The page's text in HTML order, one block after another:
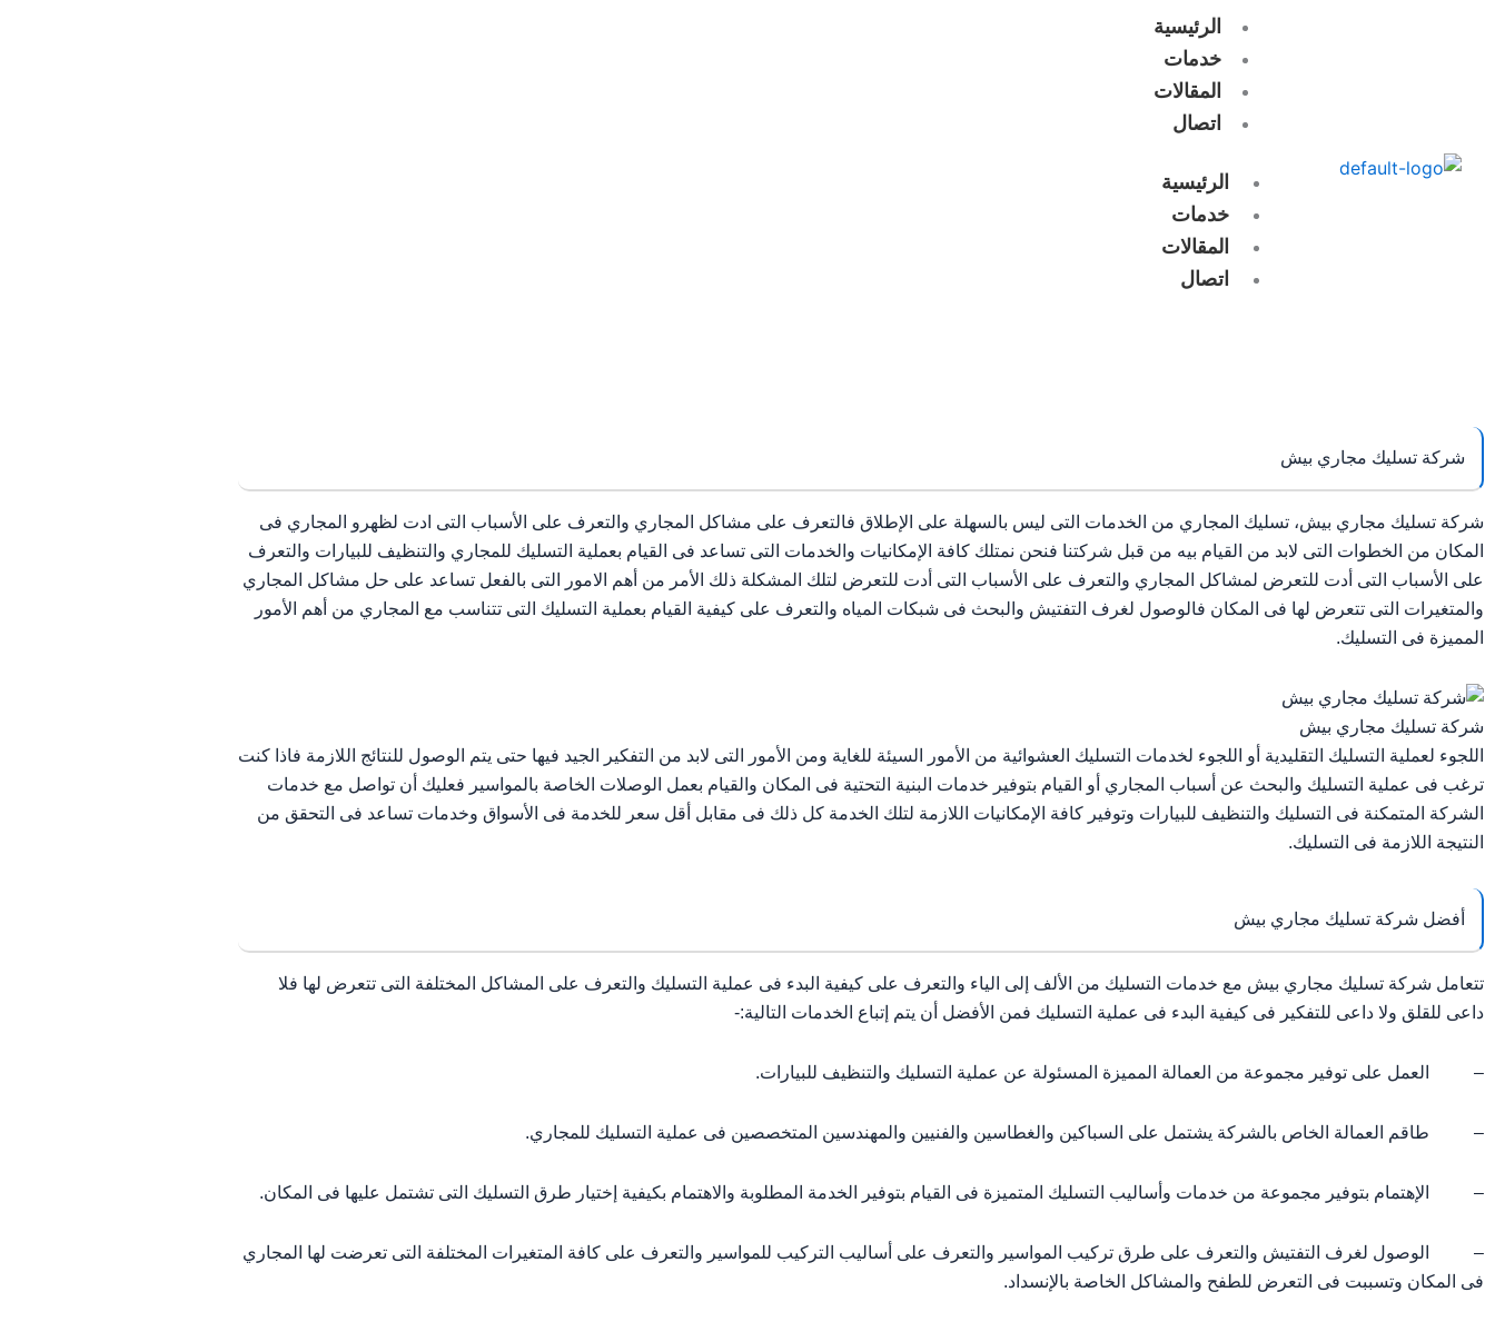
الرئيسية
خدمات
المقالات
اتصال
الرئيسية
خدمات
المقالات
اتصال
شركة تسليك مجاري بيش
شركة تسليك مجاري بيش، تسليك المجاري من الخدمات التى ليس بالسهلة على الإطلاق فالتعرف على مشاكل المجاري والتعرف على الأسباب التى ادت لظهرو المجاري فى
المكان من الخطوات التى لابد من القيام بيه من قبل شركتنا فنحن نمتلك كافة الإمكانيات والخدمات التى تساعد فى القيام بعملية التسليك للمجاري والتنظيف للبيارات والتعرف
على الأسباب التى أدت للتعرض لمشاكل المجاري والتعرف على الأسباب التى أدت للتعرض لتلك المشكلة ذلك الأمر من أهم الامور التى بالفعل تساعد على حل مشاكل المجاري
والمتغيرات التى تتعرض لها فى المكان فالوصول لغرف التفتيش والبحث فى شبكات المياه والتعرف على كيفية القيام بعملية التسليك التى تتناسب مع المجاري من أهم الأمور
المميزة فى التسليك.
شركة تسليك مجاري بيش
اللجوء لعملية التسليك التقليدية أو اللجوء لخدمات التسليك العشوائية من الأمور السيئة للغاية ومن الأمور التى لابد من التفكير الجيد فيها حتى يتم الوصول للنتائج اللازمة فاذا كنت
ترغب فى عملية التسليك والبحث عن أسباب المجاري أو القيام بتوفير خدمات البنية التحتية فى المكان والقيام بعمل الوصلات الخاصة بالمواسير فعليك أن تواصل مع خدمات
الشركة المتمكنة فى التسليك والتنظيف للبيارات وتوفير كافة الإمكانيات اللازمة لتلك الخدمة كل ذلك فى مقابل أقل سعر للخدمة فى الأسواق وخدمات تساعد فى التحقق من
النتيجة اللازمة فى التسليك.
أفضل شركة تسليك مجاري بيش
تتعامل شركة تسليك مجاري بيش مع خدمات التسليك من الألف إلى الياء والتعرف على كيفية البدء فى عملية التسليك والتعرف على المشاكل المختلفة التى تتعرض لها فلا
داعى للقلق ولا داعى للتفكير فى كيفية البدء فى عملية التسليك فمن الأفضل أن يتم إتباع الخدمات التالية:-
– العمل على توفير مجموعة من العمالة المميزة المسئولة عن عملية التسليك والتنظيف للبيارات.
– طاقم العمالة الخاص بالشركة يشتمل على السباكين والغطاسين والفنيين والمهندسين المتخصصين فى عملية التسليك للمجاري.
– الإهتمام بتوفير مجموعة من خدمات وأساليب التسليك المتميزة فى القيام بتوفير الخدمة المطلوبة والاهتمام بكيفية إختيار طرق التسليك التى تشتمل عليها فى المكان.
– الوصول لغرف التفتيش والتعرف على طرق تركيب المواسير والتعرف على أساليب التركيب للمواسير والتعرف على كافة المتغيرات المختلفة التى تعرضت لها المجاري
فى المكان وتسببت فى التعرض للطفح والمشاكل الخاصة بالإنسداد.